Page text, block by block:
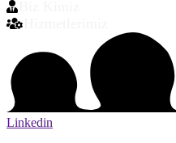
Linkedin